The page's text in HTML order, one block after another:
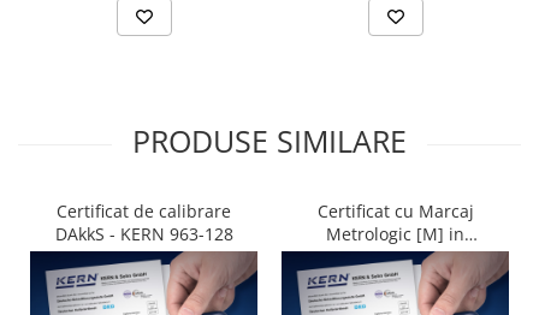
PRODUSE SIMILARE
Certificat de calibrare
DAkkS - KERN 963-128
Certificat cu Marcaj
Metrologic [M] in
conformitate cu NAWI
(2014/31/EU) - KERN 965-
228